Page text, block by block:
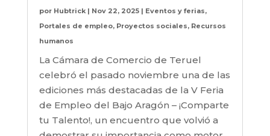
por Hubtrick| Nov 22, 2025| Eventos y ferias,
Portales de empleo, Proyectos sociales, Recursos
humanos
La Cámara de Comercio de Teruel
celebró el pasado noviembre una de las
ediciones más destacadas de la V Feria
de Empleo del Bajo Aragón – ¡Comparte
tu Talento!, un encuentro que volvió a